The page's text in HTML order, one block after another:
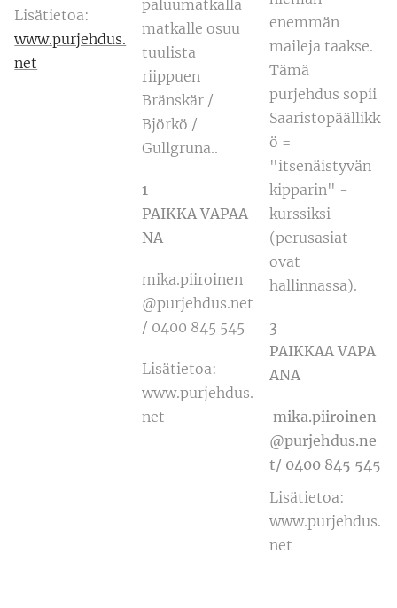
Lisätietoa:
www.purjehdus.
net
paluumatkalla
matkalle osuu
tuulista
riippuen
Bränskär /
Björkö /
Gullgruna..
1
PAIKKA VAPAA
NA
mika.piiroinen
@purjehdus.net
/ 0400 845 545
Lisätietoa:
www.purjehdus.
net
enemmän
maileja taakse.
Tämä
purjehdus sopii
Saaristopäällikk
ö =
"itsenäistyvän
kipparin" -
kurssiksi
(perusasiat
ovat
hallinnassa).
3
PAIKKAA VAPA
ANA
mika.piiroinen
@purjehdus.ne
t/ 0400 845 545
Lisätietoa:
www.purjehdus.
net